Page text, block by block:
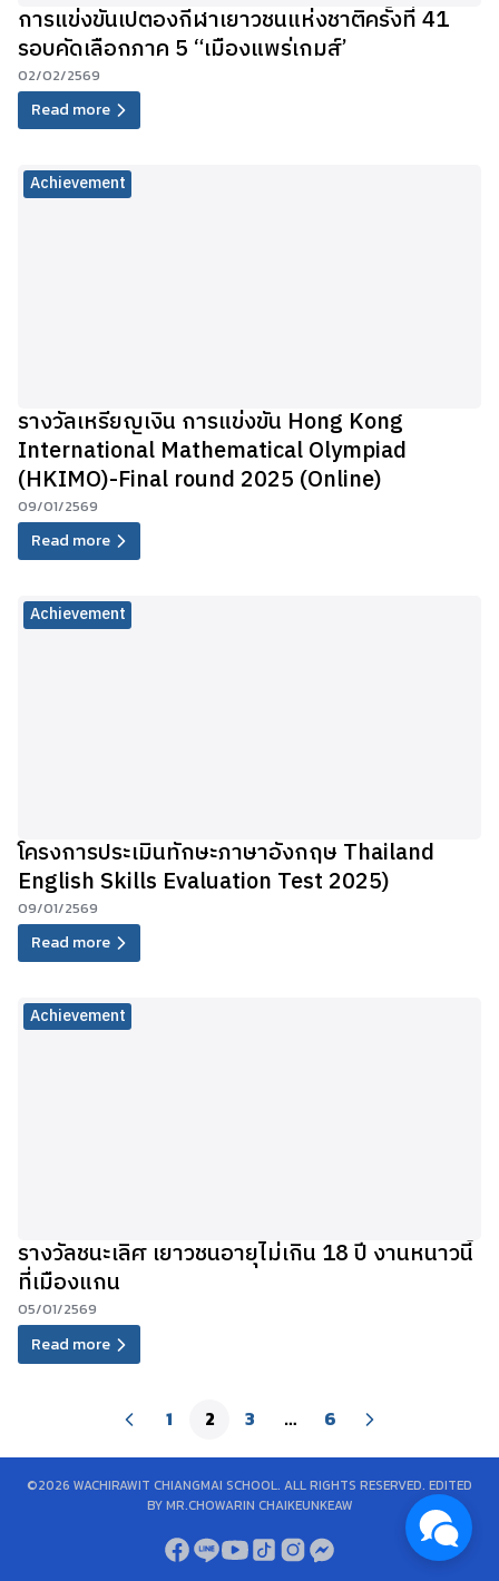
การแข่งขันเปตองกีฬาเยาวชนแห่งชาติครั้งที่ 41
รอบคัดเลือกภาค 5 “เมืองแพร่เกมส์’
02/02/2569
Read more
Achievement
รางวัลเหรียญเงิน การแข่งขัน Hong Kong
International Mathematical Olympiad
(HKIMO)-Final round 2025 (Online)
09/01/2569
Read more
Achievement
โครงการประเมินทักษะภาษาอังกฤษ Thailand
English Skills Evaluation Test 2025)
09/01/2569
Read more
Achievement
รางวัลชนะเลิศ เยาวชนอายุไม่เกิน 18 ปี งานหนาวนี้
ที่เมืองแกน
05/01/2569
Read more
1 2 3 … 6
©2026 WACHIRAWIT CHIANGMAI SCHOOL. ALL RIGHTS RESERVED. EDITED
BY MR.CHOWARIN CHAIKEUNKEAW